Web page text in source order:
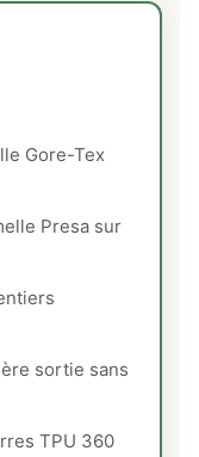
Gore-Tex
Presa sur
sortie sans
TPU 360